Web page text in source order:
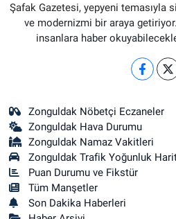
Şafak Gazetesi, yepyeni temasıyla
ve modernizmi bir araya
insanlara haber
Zonguldak Nöbetçi Eczaneler
Zonguldak Hava Durumu
Zonguldak Namaz Vakitleri
Zonguldak Trafik Yoğunluk
Puan Durumu ve Fikstür
Tüm Manşetler
Son Dakika Haberleri